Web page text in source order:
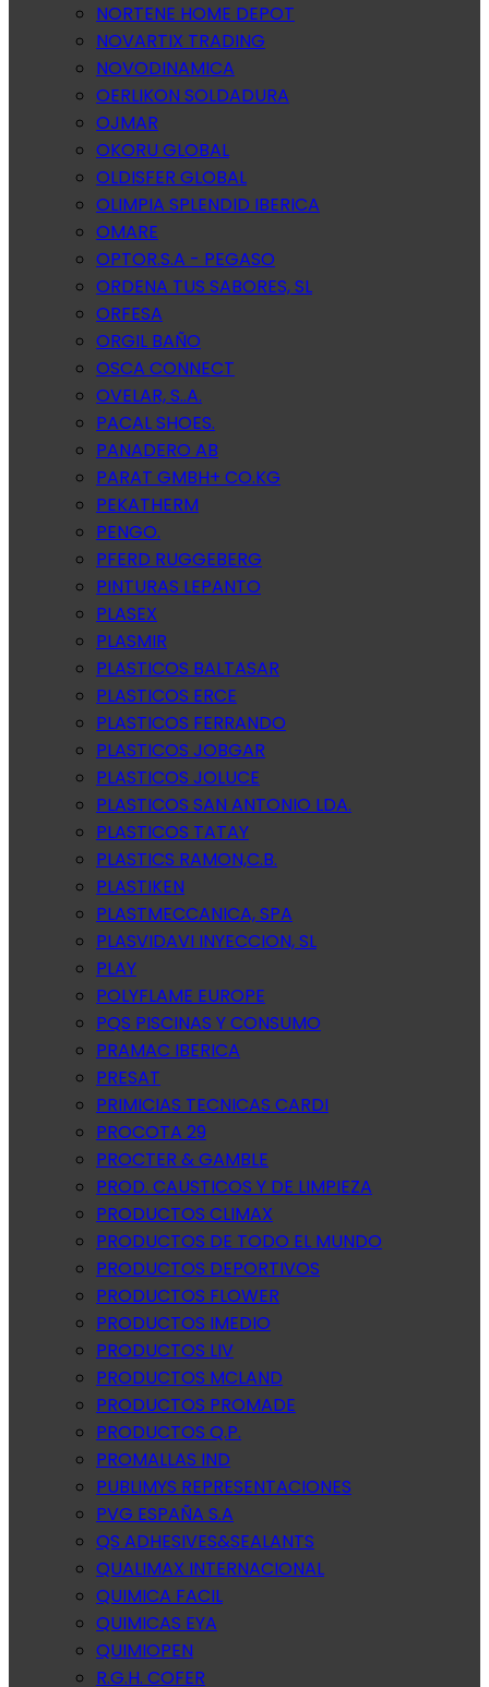
NORTENE HOME DEPOT
NOVARTIX TRADING
NOVODINAMICA
OERLIKON SOLDADURA
OJMAR
OKORU GLOBAL
OLDISFER GLOBAL
OLIMPIA SPLENDID IBERICA
OMARE
OPTOR.S.A - PEGASO
ORDENA TUS SABORES, SL
ORFESA
ORGIL BAÑO
OSCA CONNECT
OVELAR, S..A.
PACAL SHOES.
PANADERO AB
PARAT GMBH+ CO.KG
PEKATHERM
PENGO.
PFERD RUGGEBERG
PINTURAS LEPANTO
PLASEX
PLASMIR
PLASTICOS BALTASAR
PLASTICOS ERCE
PLASTICOS FERRANDO
PLASTICOS JOBGAR
PLASTICOS JOLUCE
PLASTICOS SAN ANTONIO LDA.
PLASTICOS TATAY
PLASTICS RAMON,C.B.
PLASTIKEN
PLASTMECCANICA, SPA
PLASVIDAVI INYECCION, SL
PLAY
POLYFLAME EUROPE
PQS PISCINAS Y CONSUMO
PRAMAC IBERICA
PRESAT
PRIMICIAS TECNICAS CARDI
PROCOTA 29
PROCTER & GAMBLE
PROD. CAUSTICOS Y DE LIMPIEZA
PRODUCTOS CLIMAX
PRODUCTOS DE TODO EL MUNDO
PRODUCTOS DEPORTIVOS
PRODUCTOS FLOWER
PRODUCTOS IMEDIO
PRODUCTOS LIV
PRODUCTOS MCLAND
PRODUCTOS PROMADE
PRODUCTOS Q.P.
PROMALLAS IND
PUBLIMYS REPRESENTACIONES
PVG ESPAÑA S.A
QS ADHESIVES&SEALANTS
QUALIMAX INTERNACIONAL
QUIMICA FACIL
QUIMICAS EYA
QUIMIOPEN
R.G.H. COFER